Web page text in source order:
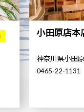
小田原店本
神奈川県小田
0465-22-1131